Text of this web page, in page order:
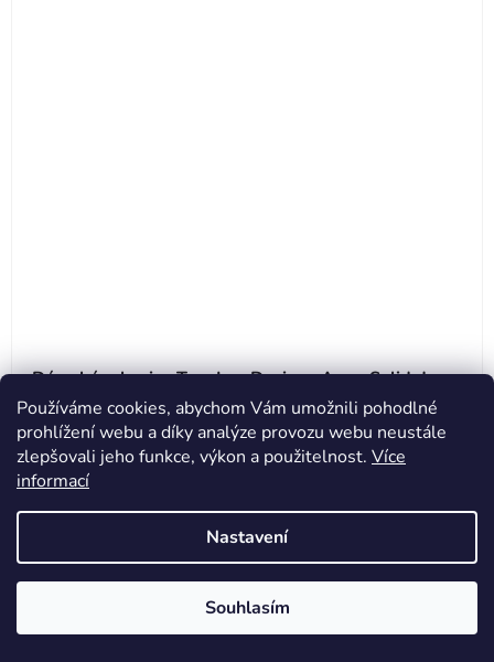
Používáme cookies, abychom Vám umožnili pohodlné
prohlížení webu a díky analýze provozu webu neustále
zlepšovali jeho funkce, výkon a použitelnost. Více
informací
Nastavení
Souhlasím
Dámské rukavice Troy Lee Desigsn Ace - Solid dawn
blue
Do 3 dnů (1 ks)
899 Kč
DETAIL